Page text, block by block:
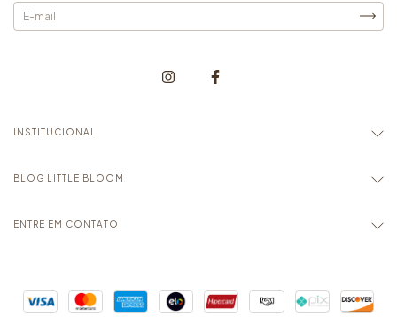
INSTITUCIONAL
BLOG LITTLE BLOOM
ENTRE EM CONTATO